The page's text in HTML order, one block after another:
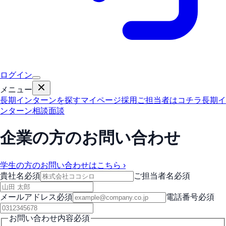
ログイン
メニュー
長期インターンを探すマイページ採用ご担当者はコチラ長期イ
ンターン相談面談
企業の方のお問い合わせ
学生の方のお問い合わせはこちら ›
貴社名必須 ご担当者名必須
メールアドレス必須 電話番号必須
お問い合わせ内容必須